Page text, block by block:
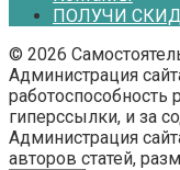
ПОЛУЧИ
© 2026
Администрация
гиперссылки, и за
Администрация
авторов статей,